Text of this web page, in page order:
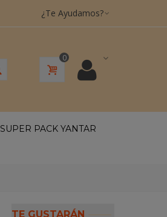
¿Te Ayudamos?
0
SUPER PACK YANTAR
TE GUSTARÁN